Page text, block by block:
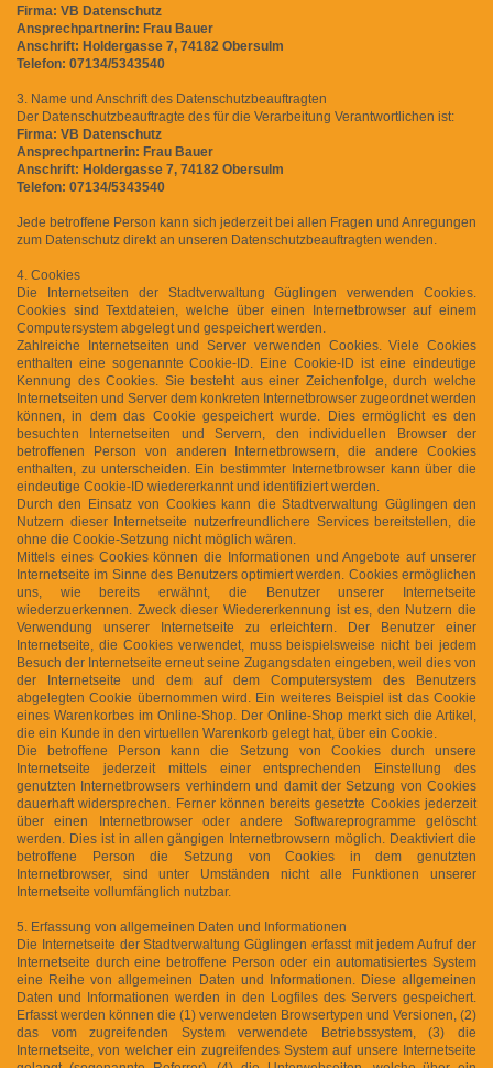
Firma: VB Datenschutz
Ansprechpartnerin: Frau Bauer
Anschrift: Holdergasse 7, 74182 Obersulm
Telefon: 07134/5343540
3. Name und Anschrift des Datenschutzbeauftragten
Der Datenschutzbeauftragte des für die Verarbeitung Verantwortlichen ist:
Firma: VB Datenschutz
Ansprechpartnerin: Frau Bauer
Anschrift: Holdergasse 7, 74182 Obersulm
Telefon: 07134/5343540
Jede betroffene Person kann sich jederzeit bei allen Fragen und Anregungen
zum Datenschutz direkt an unseren Datenschutzbeauftragten wenden.
4. Cookies
Die Internetseiten der Stadtverwaltung Güglingen verwenden Cookies.
Cookies sind Textdateien, welche über einen Internetbrowser auf einem
Computersystem abgelegt und gespeichert werden.
Zahlreiche Internetseiten und Server verwenden Cookies. Viele Cookies
enthalten eine sogenannte Cookie-ID. Eine Cookie-ID ist eine eindeutige
Kennung des Cookies. Sie besteht aus einer Zeichenfolge, durch welche
Internetseiten und Server dem konkreten Internetbrowser zugeordnet werden
können, in dem das Cookie gespeichert wurde. Dies ermöglicht es den
besuchten Internetseiten und Servern, den individuellen Browser der
betroffenen Person von anderen Internetbrowsern, die andere Cookies
enthalten, zu unterscheiden. Ein bestimmter Internetbrowser kann über die
eindeutige Cookie-ID wiedererkannt und identifiziert werden.
Durch den Einsatz von Cookies kann die Stadtverwaltung Güglingen den
Nutzern dieser Internetseite nutzerfreundlichere Services bereitstellen, die
ohne die Cookie-Setzung nicht möglich wären.
Mittels eines Cookies können die Informationen und Angebote auf unserer
Internetseite im Sinne des Benutzers optimiert werden. Cookies ermöglichen
uns, wie bereits erwähnt, die Benutzer unserer Internetseite
wiederzuerkennen. Zweck dieser Wiedererkennung ist es, den Nutzern die
Verwendung unserer Internetseite zu erleichtern. Der Benutzer einer
Internetseite, die Cookies verwendet, muss beispielsweise nicht bei jedem
Besuch der Internetseite erneut seine Zugangsdaten eingeben, weil dies von
der Internetseite und dem auf dem Computersystem des Benutzers
abgelegten Cookie übernommen wird. Ein weiteres Beispiel ist das Cookie
eines Warenkorbes im Online-Shop. Der Online-Shop merkt sich die Artikel,
die ein Kunde in den virtuellen Warenkorb gelegt hat, über ein Cookie.
Die betroffene Person kann die Setzung von Cookies durch unsere
Internetseite jederzeit mittels einer entsprechenden Einstellung des
genutzten Internetbrowsers verhindern und damit der Setzung von Cookies
dauerhaft widersprechen. Ferner können bereits gesetzte Cookies jederzeit
über einen Internetbrowser oder andere Softwareprogramme gelöscht
werden. Dies ist in allen gängigen Internetbrowsern möglich. Deaktiviert die
betroffene Person die Setzung von Cookies in dem genutzten
Internetbrowser, sind unter Umständen nicht alle Funktionen unserer
Internetseite vollumfänglich nutzbar.
5. Erfassung von allgemeinen Daten und Informationen
Die Internetseite der Stadtverwaltung Güglingen erfasst mit jedem Aufruf der
Internetseite durch eine betroffene Person oder ein automatisiertes System
eine Reihe von allgemeinen Daten und Informationen. Diese allgemeinen
Daten und Informationen werden in den Logfiles des Servers gespeichert.
Erfasst werden können die (1) verwendeten Browsertypen und Versionen, (2)
das vom zugreifenden System verwendete Betriebssystem, (3) die
Internetseite, von welcher ein zugreifendes System auf unsere Internetseite